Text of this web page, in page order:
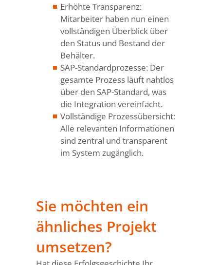
Erhöhte Transparenz:
Mitarbeiter haben nun einen
vollständigen Überblick über
den Status und Bestand der
Behälter.
SAP-Standardprozesse: Der
gesamte Prozess läuft nahtlos
über den SAP-Standard, was
die Integration vereinfacht.
Vollständige Prozessübersicht:
Alle relevanten Informationen
sind zentral und transparent
im System zugänglich.
Sie möchten ein
ähnliches Projekt
umsetzen?